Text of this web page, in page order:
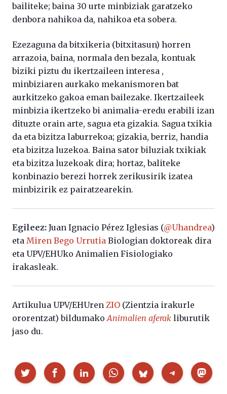
bailiteke; baina 30 urte minbiziak garatzeko
denbora nahikoa da, nahikoa eta sobera.
Ezezaguna da bitxikeria (bitxitasun) horren
arrazoia, baina, normala den bezala, kontuak
biziki piztu du ikertzaileen interesa ,
minbiziaren aurkako mekanismoren bat
aurkitzeko gakoa eman bailezake. Ikertzaileek
minbizia ikertzeko bi animalia-eredu erabili izan
dituzte orain arte, sagua eta gizakia. Sagua txikia
da eta bizitza laburrekoa; gizakia, berriz, handia
eta bizitza luzekoa. Baina sator biluziak txikiak
eta bizitza luzekoak dira; hortaz, baliteke
konbinazio berezi horrek zerikusirik izatea
minbizirik ez pairatzearekin.
Egileez: Juan Ignacio Pérez Iglesias (@Uhandrea)
eta Miren Bego Urrutia Biologian doktoreak dira
eta UPV/EHUko Animalien Fisiologiako
irakasleak.
Artikulua UPV/EHUren ZIO (Zientzia irakurle
ororentzat) bildumako Animalien aferak liburutik
jaso du.
Partekatu